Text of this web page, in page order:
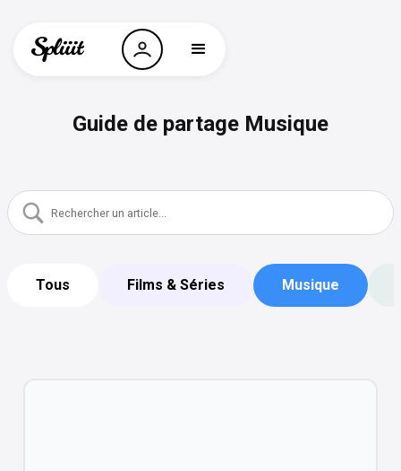
Guide de partage Musique
Tous Films & Séries Musique